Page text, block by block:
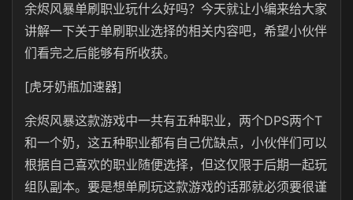
余烬风暴单刷职业玩什么好吗？今天就让小编来给大家
讲解一下关于单刷职业选择的相关内容吧，希望小伙伴
们看完之后能够有所收获。
[虎牙奶瓶加速器]
余烬风暴这款游戏中一共有五种职业，两个DPS两个T
和一个奶，这五种职业都有自己优缺点，小伙伴们可以
根据自己喜欢的职业随便选择，但这仅限于后期一起玩
组队副本。要是想单刷玩这款游戏的话那就必须要很谨